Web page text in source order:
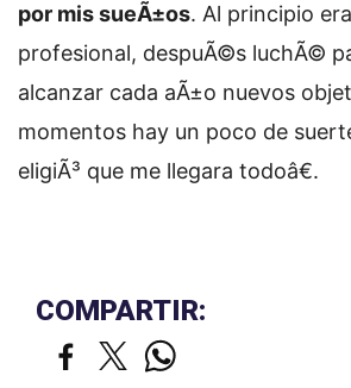
por mis sueÃ±os. Al principio
profesional, despuÃ©s luchÃ©
alcanzar cada aÃ±o nuevos
momentos hay un poco de
eligiÃ³ que me llegara todoâ€.
COMPARTIR: